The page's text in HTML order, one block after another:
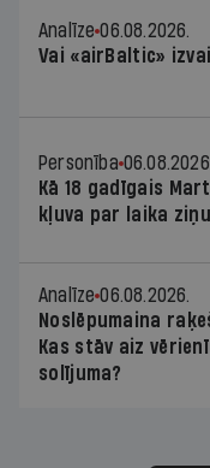
Analīze 06.08.2026.
Vai «airBaltic»
Personība
Kā 18 gadīgais
kļuva par laika
Analīze 06.08.2026.
Noslēpumaina
Kas stāv aiz
solījuma?